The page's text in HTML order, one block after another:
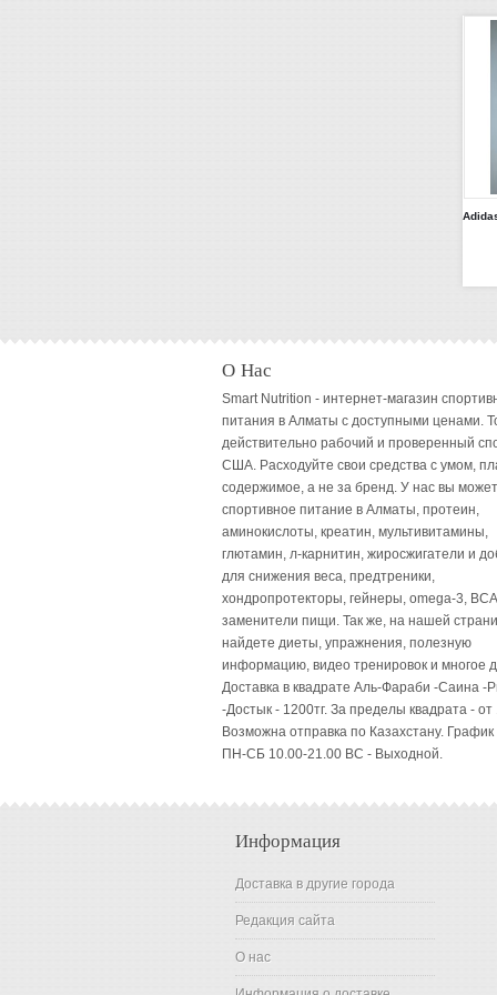
О Нас
Smart Nutrition - интернет-магазин
питания в Алматы с доступными ценами.
действительно рабочий и проверенный
США. Расходуйте свои средства с умом,
содержимое, а не за бренд. У нас вы
спортивное питание в Алматы, протеин,
аминокислоты, креатин, мультивитамины,
глютамин, л-карнитин, жиросжигатели и
для снижения веса, предтреники,
хондропротекторы, гейнеры, omega-3,
заменители пищи. Так же, на нашей
найдете диеты, упражнения, полезную
информацию, видео тренировок и многое
Доставка в квадрате Аль-Фараби -Саина -
-Достык - 1200тг. За пределы квадрата - от
Возможна отправка по Казахстану.
ПН-СБ 10.00-21.00 ВC - Выходной.
Информация
Доставка в другие города
Редакция сайта
О нас